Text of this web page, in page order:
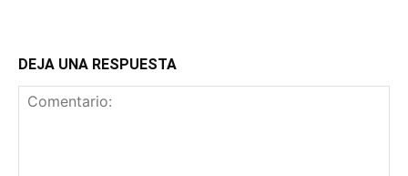
DEJA UNA RESPUESTA